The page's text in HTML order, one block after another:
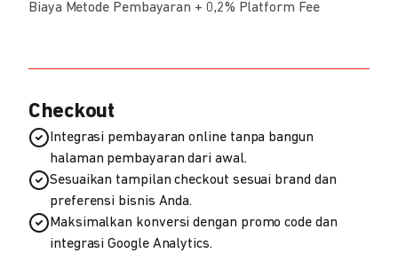
Biaya Metode Pembayaran + 0,2% Platform Fee
Checkout
Integrasi pembayaran online tanpa bangun
halaman pembayaran dari awal.
Sesuaikan tampilan checkout sesuai brand dan
preferensi bisnis Anda.
Maksimalkan konversi dengan promo code dan
integrasi Google Analytics.